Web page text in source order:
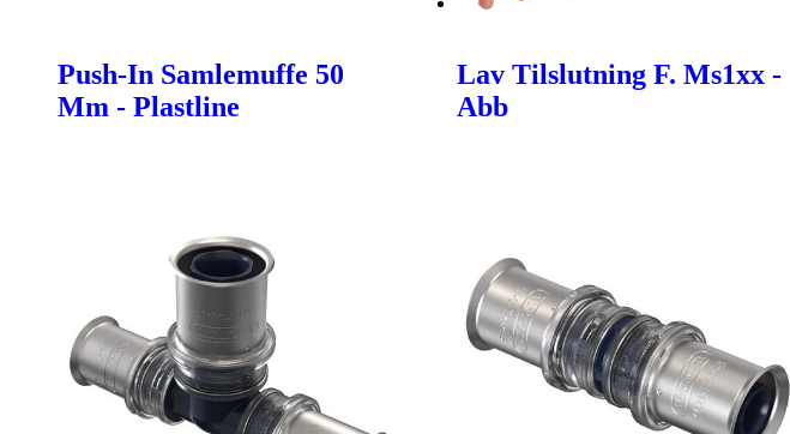
Push-In Samlemuffe 50
Mm - Plastline
Lav Tilslutning F. Ms1xx -
Abb